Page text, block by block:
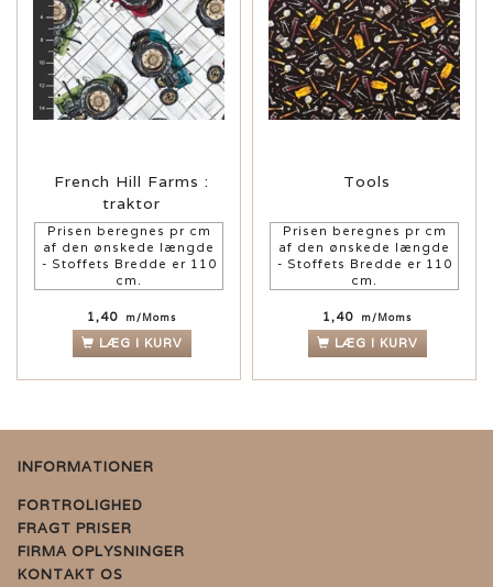
French Hill Farms :
traktor
Prisen beregnes pr cm
af den ønskede længde
- Stoffets Bredde er 110
cm.
1,40 m/Moms
LÆG I KURV
Tools
Prisen beregnes pr cm
af den ønskede længde
- Stoffets Bredde er 110
cm.
1,40 m/Moms
LÆG I KURV
INFORMATIONER
FORTROLIGHED
FRAGT PRISER
FIRMA OPLYSNINGER
KONTAKT OS